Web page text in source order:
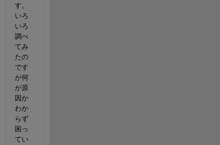
す。
いろ
いろ
調べ
てみ
たの
です
が何
が原
因か
わか
らず
困っ
てい